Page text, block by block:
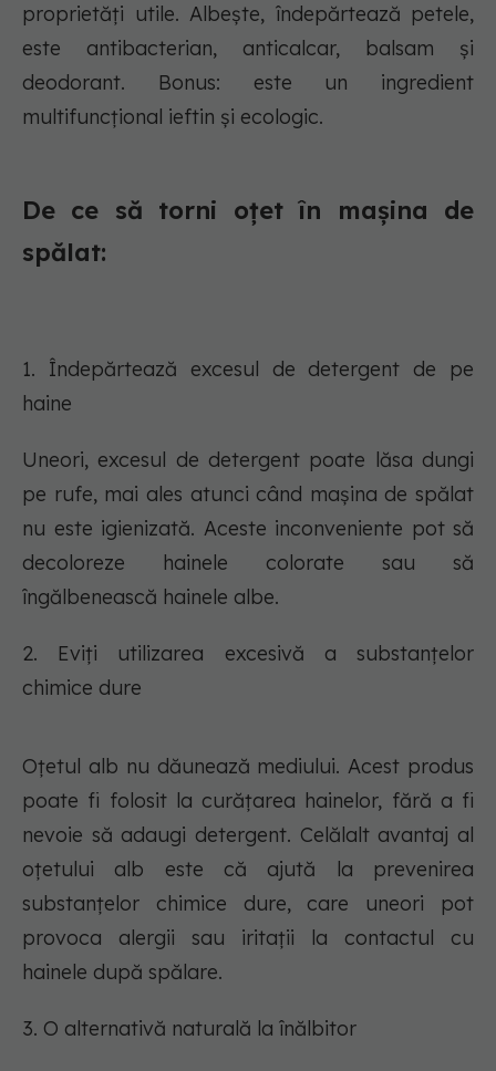
proprietăți utile. Albește, îndepărtează petele,
este antibacterian, anticalcar, balsam și
deodorant. Bonus: este un ingredient
multifuncțional ieftin și ecologic.
De ce să torni oțet în mașina de
spălat:
1. Îndepărtează excesul de detergent de pe
haine
Uneori, excesul de detergent poate lăsa dungi
pe rufe, mai ales atunci când mașina de spălat
nu este igienizată. Aceste inconveniente pot să
decoloreze hainele colorate sau să
îngălbenească hainele albe.
2. Eviți utilizarea excesivă a substanțelor
chimice dure
Oțetul alb nu dăunează mediului. Acest produs
poate fi folosit la curățarea hainelor, fără a fi
nevoie să adaugi detergent. Celălalt avantaj al
oțetului alb este că ajută la prevenirea
substanțelor chimice dure, care uneori pot
provoca alergii sau iritații la contactul cu
hainele după spălare.
3. O alternativă naturală la înălbitor